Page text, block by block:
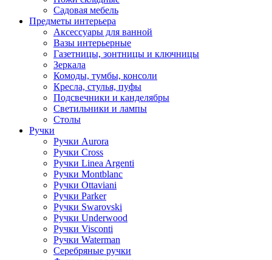
Садовая мебель
Предметы интерьера
Аксессуары для ванной
Вазы интерьерные
Газетницы, зонтницы и ключницы
Зеркала
Комоды, тумбы, консоли
Кресла, стулья, пуфы
Подсвечники и канделябры
Светильники и лампы
Столы
Ручки
Ручки Aurora
Ручки Cross
Ручки Linea Argenti
Ручки Montblanc
Ручки Ottaviani
Ручки Parker
Ручки Swarovski
Ручки Underwood
Ручки Visconti
Ручки Waterman
Серебряные ручки